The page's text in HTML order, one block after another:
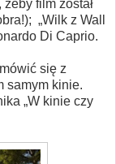
film został
„Wilk z Wall
Di Caprio.
się z
samym kinie.
„W kinie czy